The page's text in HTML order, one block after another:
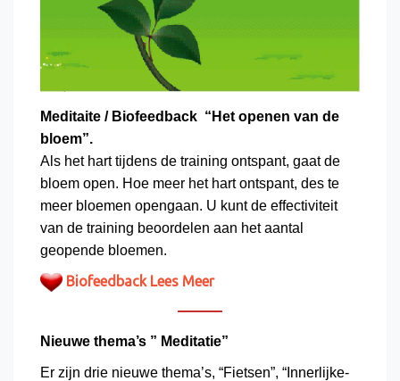
Meditaite / Biofeedback “Het openen van de
bloem”.
Als het hart tijdens de training ontspant, gaat de
bloem open. Hoe meer het hart ontspant, des te
meer bloemen opengaan. U kunt de effectiviteit
van de training beoordelen aan het aantal
geopende bloemen.
Biofeedback Lees Meer
Nieuwe thema’s ” Meditatie”
Er zijn drie nieuwe thema’s, “Fietsen”, “Innerlijke-